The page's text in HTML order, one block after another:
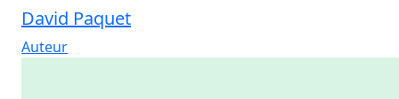
David Paquet
Auteur